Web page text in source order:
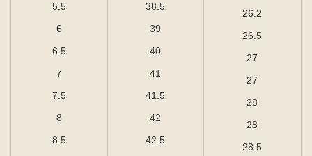
5.5
6
6.5
7
7.5
8
8.5
38.5
39
40
41
41.5
42
42.5
26.2
26.5
27
27
28
28
28.5